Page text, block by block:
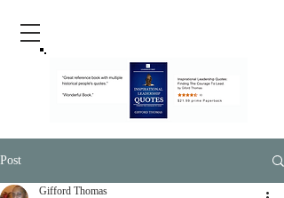
Post
Gifford Thomas